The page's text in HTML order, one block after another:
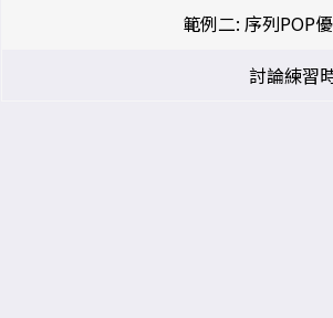
範例二: 序列POP
討論練習